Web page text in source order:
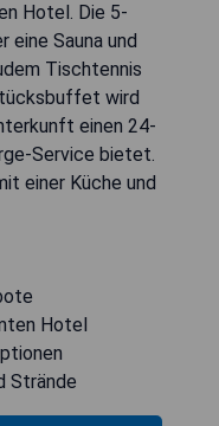
Hotel. Die 5-
Sauna und
Tischtennis
wird
einen 24-
Service bietet.
einer Küche und
Hotel
Strände